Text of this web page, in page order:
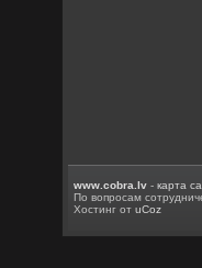
www.cobra.lv -карта
По вопросам
Хостинг отuCoz